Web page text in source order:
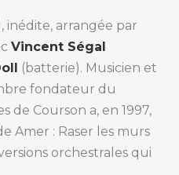
inédite, arrangée par
Vincent Ségal
(batterie). Musicien et
fondateur du
de Courson a, en 1997,
Amer : Raser les murs
orchestrales qui